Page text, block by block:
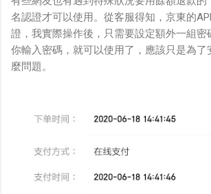
名認證才可以使用。從客服得知，京東的
證，我實際操作後，只需要設定額外一組密
你輸入密碼，就可以使用了，應該只是為了
麼問題。